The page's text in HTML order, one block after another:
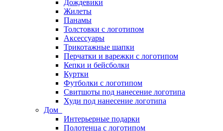
Дождевики
Жилеты
Панамы
Толстовки с логотипом
Аксессуары
Трикотажные шапки
Перчатки и варежки с логотипом
Кепки и бейсболки
Куртки
Футболки с логотипом
Свитшоты под нанесение логотипа
Худи под нанесение логотипа
Дом
Интерьерные подарки
Полотенца с логотипом